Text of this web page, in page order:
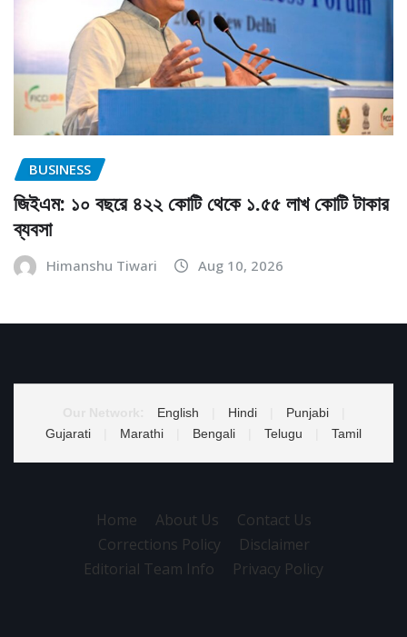
BUSINESS
জিইএম: ১০ বছরে ৪২২ কোটি থেকে ১.৫৫ লাখ কোটি টাকার
ব্যবসা
Himanshu Tiwari Aug 10, 2026
English Hindi Punjabi
Gujarati
Marathi Bengali Telugu Tamil
Home About Us
Contact Us
Corrections Policy
Disclaimer
Editorial Team Info
Privacy Policy